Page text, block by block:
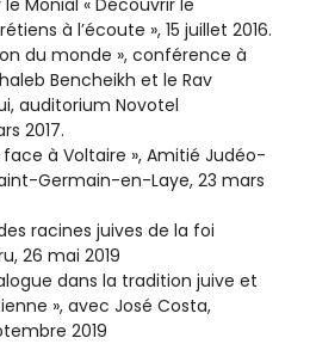
Monial « Découvrir le
à l’écoute », 15 juillet 2016.
du monde », conférence à
Bencheikh et le Rav
auditorium Novotel
2017.
face à Voltaire », Amitié Judéo-
Germain-en-Laye, 23 mars
racines juives de la foi
26 mai 2019
dans la tradition juive et
», avec José Costa,
2019